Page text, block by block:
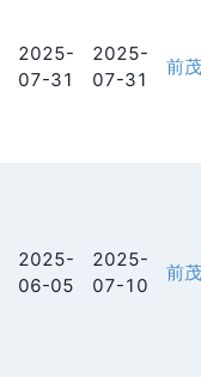
2025-
07-31
2025-
07-31
前
2025-
06-05
2025-
07-10
前